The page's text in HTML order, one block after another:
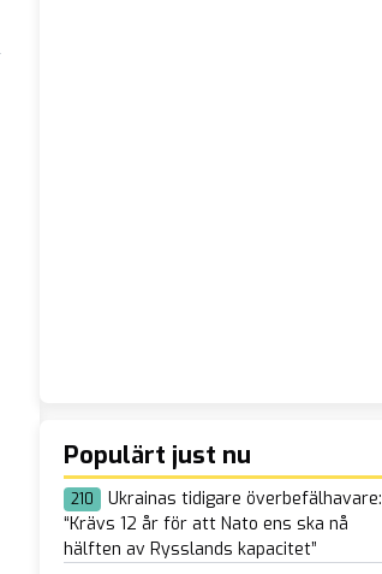
Populärt just nu
210
Ukrainas tidigare överbefälhavare:
“Krävs 12 år för att Nato ens ska nå
hälften av Rysslands kapacitet”